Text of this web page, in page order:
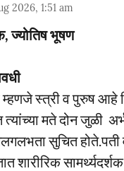
2026, 1:51 am
ज्योतिष भूषण
म्हणजे स्त्री व पुरुष आहे
मते दोन जुळी
सुचित होते.पती
शारीरिक